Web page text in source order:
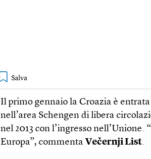
Il primo gennaio la Croazia è
nell’area Schengen di libera
nel 2013 con l’ingresso
Europa”, commenta Večernji List.